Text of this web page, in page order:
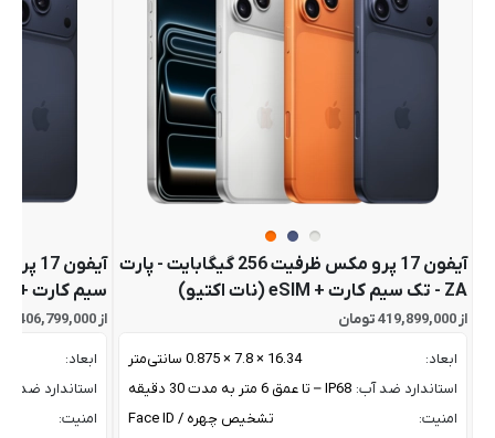
آیفون 17 پرو مکس ظرفیت 256 گیگابایت - پارت
ZA - تک سیم کارت + eSIM (نات اکتیو)
از 419,899,000 تومان
ابعاد:
16.34 × 7.8 × 0.875 سانتی‌متر
استاندارد ضد آب: IP68 – تا عمق 6 متر به مدت 30 دقیقه
امنیت:
تشخیص چهره / Face ID
سیم کارت + eSIM (نات اکتیو)
از 406,799,000 تومان
ابعاد:
استاندارد ضد
امنیت: